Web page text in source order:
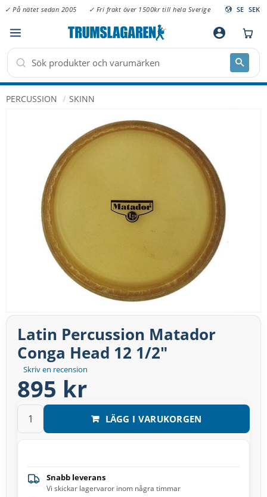
Meny
✓ På nätet sedan 2005 ✓ Fri frakt över 1500kr till hela Sverige SE SEK
account_circle
PERCUSSION SKINN
Skriv en recension
Latin Percussion Matador
Conga Head 12 1/2″
895 kr
LÄGG I VARUKORGEN
Snabb leverans
Vi skickar lagervaror inom några timmar